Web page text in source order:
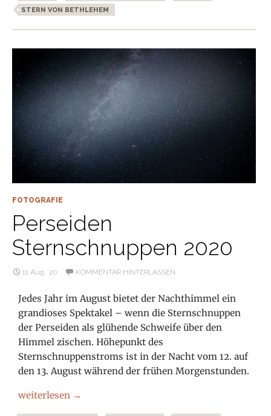
STERN VON BETHLEHEM
FOTOGRAFIE
Perseiden
Sternschnuppen 2020
11 Aug. ’20 KOMMENTAR HINTERLASSEN
Jedes Jahr im August bietet der Nachthimmel ein
grandioses Spektakel – wenn die Sternschnuppen
der Perseiden als glühende Schweife über den
Himmel zischen. Höhepunkt des
Sternschnuppenstroms ist in der Nacht vom 12. auf
den 13. August während der frühen Morgenstunden.
Perseiden Sternschnuppen 2020
weiterlesen →